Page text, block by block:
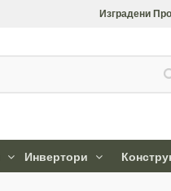
Изградени
Инвертори